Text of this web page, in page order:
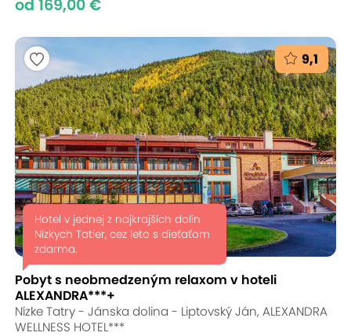
od 169,00 €
9,1
Hotel v jednej z najkrajších dolín
Nízkych Tatier, cez leto s dieťaťom
zdarma.
Pobyt s neobmedzeným relaxom v hoteli
ALEXANDRA***+
Nízke Tatry - Jánska dolina - Liptovský Ján, ALEXANDRA
WELLNESS HOTEL***